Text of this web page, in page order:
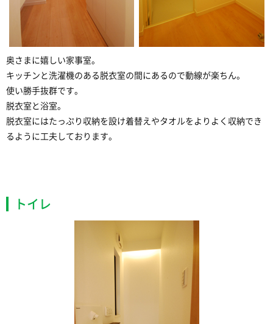
奥さまに嬉しい家事室。
キッチンと洗濯機のある脱衣室の間にあるので動線が楽ちん。
使い勝手抜群です。
脱衣室と浴室。
脱衣室にはたっぷり収納を設け着替えやタオルをよりよく収納でき
るように工夫しております。
トイレ